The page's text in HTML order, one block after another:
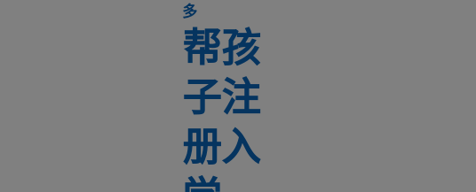
多Learn more about Public school in the USA
帮孩
子注
册入